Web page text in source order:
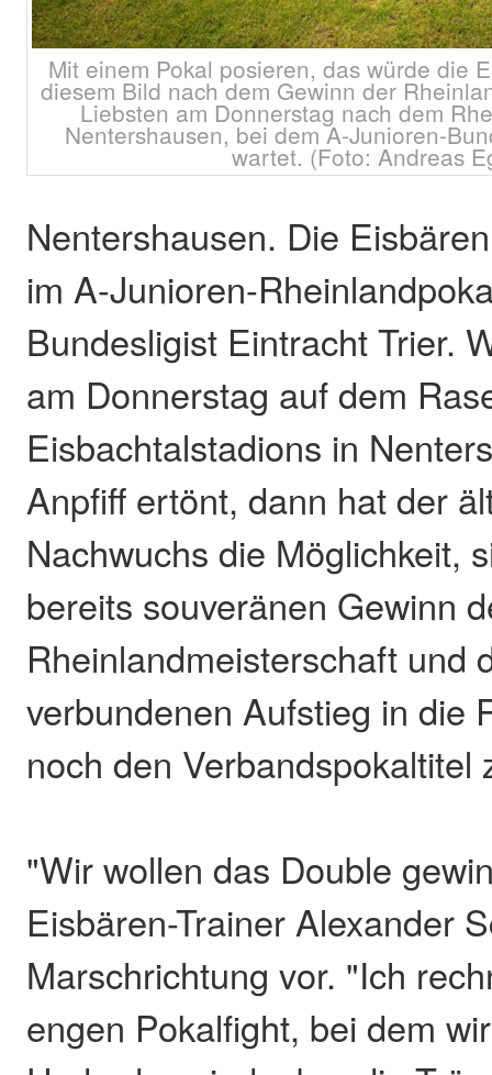
Mit einem Pokal posieren, das würde die
diesem Bild nach dem Gewinn der
Liebsten am Donnerstag nach dem
Nentershausen, bei dem A-Junioren-
wartet. (Foto: Andreas
Nentershausen. Die
im A-Junioren-
Bundesligist Eintracht Trier.
am Donnerstag auf dem
Eisbachtalstadions in
Anpfiff ertönt, dann hat der
Nachwuchs die Möglichkeit,
bereits souveränen Gewinn
Rheinlandmeisterschaft und
verbundenen Aufstieg in die
noch den Verbandspokaltitel
"Wir wollen das Double
Eisbären-Trainer Alexander
Marschrichtung vor. "Ich
engen Pokalfight, bei dem